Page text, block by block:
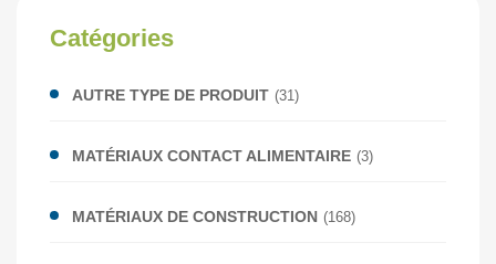
Catégories
AUTRE TYPE DE PRODUIT (31)
MATÉRIAUX CONTACT ALIMENTAIRE (3)
MATÉRIAUX DE CONSTRUCTION (168)